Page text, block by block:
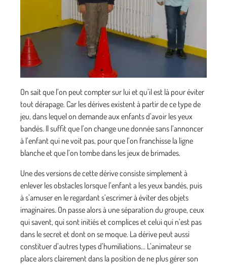
On sait que l’on peut compter sur lui et qu’il est là pour éviter
tout dérapage. Car les dérives existent à partir de ce type de
jeu, dans lequel on demande aux enfants d’avoir les yeux
bandés. Il suffit que l’on change une donnée sans l’annoncer
à l’enfant qui ne voit pas, pour que l’on franchisse la ligne
blanche et que l’on tombe dans les jeux de brimades.
Une des versions de cette dérive consiste simplement à
enlever les obstacles lorsque l’enfant a les yeux bandés, puis
à s’amuser en le regardant s’escrimer à éviter des objets
imaginaires. On passe alors à une séparation du groupe, ceux
qui savent, qui sont initiés et complices et celui qui n’est pas
dans le secret et dont on se moque. La dérive peut aussi
constituer d’autres types d’humiliations… L’animateur se
place alors clairement dans la position de ne plus gérer son